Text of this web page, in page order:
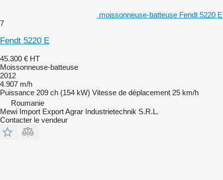
moissonneuse-batteuse Fendt 5220 E
7
Fendt 5220 E
45.300 € HT
Moissonneuse-batteuse
2012
4.907 m/h
Puissance 209 ch (154 kW) Vitesse de déplacement 25 km/h
Roumanie
Mewi Import Export Agrar Industrietechnik S.R.L.
Contacter le vendeur